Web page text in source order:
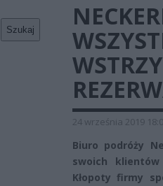
Szukaj
24 września 2019
Biuro podróży
swoich
Kłopoty firmy